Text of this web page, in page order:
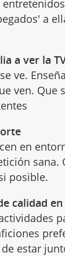
a
a ver la
ve.
ven. Que
en
sana.
posible.
calidad
estar